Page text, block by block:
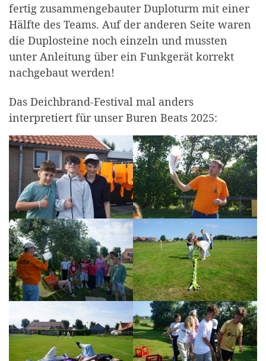
fertig zusammengebauter Duploturm mit einer
Hälfte des Teams. Auf der anderen Seite waren
die Duplosteine noch einzeln und mussten
unter Anleitung über ein Funkgerät korrekt
nachgebaut werden!
Das Deichbrand-Festival mal anders
interpretiert für unser Buren Beats 2025: